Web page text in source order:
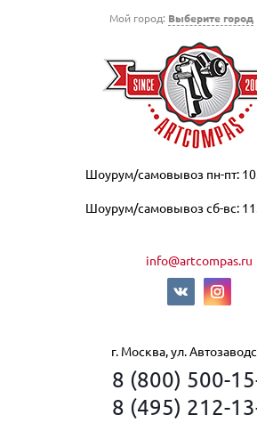
Мой город: Выберите город
Шоурум/самовывоз пн-пт:
Шоурум/самовывоз сб-вс:
info@artcompas.ru
г. Москва, ул.
8 (800) 500-
8 (495) 212-